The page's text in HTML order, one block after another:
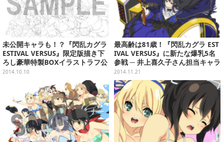
未公開キャラも！？『閃乱カグラ
ESTIVAL VERSUS』限定版描き下
ろし豪華特製BOXイラストラフ公
開
2014.10.10
最高齢は81歳！『閃乱カグラ EST
IVAL VERSUS』に新たな爆乳5名
参戦 ─ 井上喜久子さん担当キャラ
はやっぱり17歳
2014.11.21